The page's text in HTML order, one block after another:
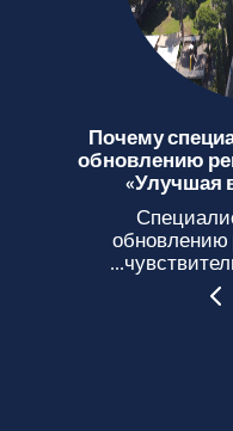
Почему
обновлению
«Улучшая
обновлению